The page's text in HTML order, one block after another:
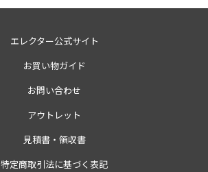
エレクター公式サイト
お買い物ガイド
お問い合わせ
アウトレット
見積書・領収書
特定商取引法に基づく表記